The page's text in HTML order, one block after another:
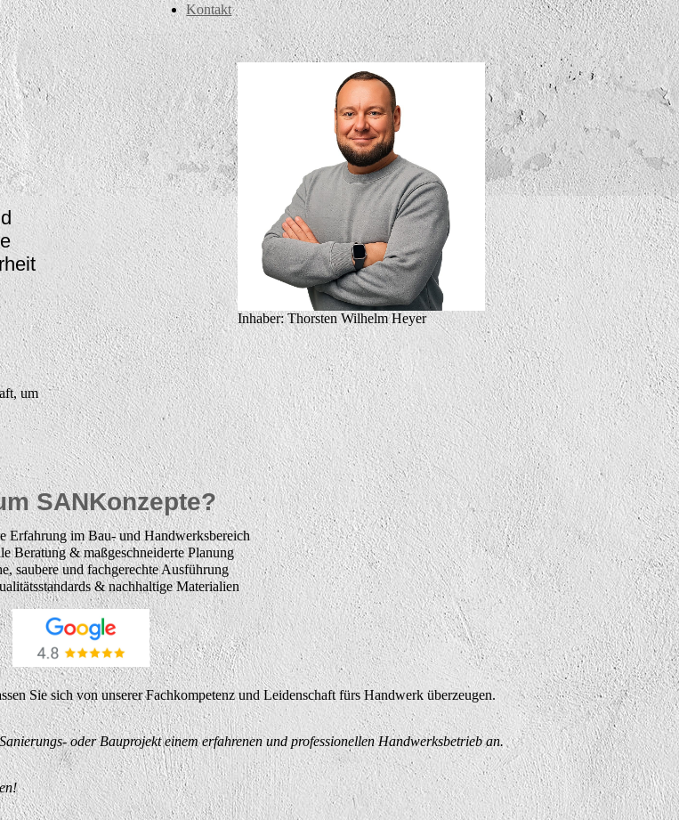
um
Kontakt
Inhaber: Thorsten Wilhelm Heyer
SANKonzepte?
Erfahrung im Bau- und Handwerksbereich
Beratung & maßgeschneiderte Planung
saubere und fachgerechte Ausführung
& nachhaltige Materialien
Sie sich von unserer Fachkompetenz und Leidenschaft fürs Handwerk überzeugen.
oder Bauprojekt einem erfahrenen und professionellen Handwerksbetrieb an.